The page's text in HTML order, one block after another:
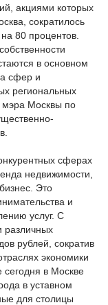
акциями которых
сократилось
80 процентов.
в основном
сфер и
региональных
мэра Москвы по
сферах
недвижимости,
Это
и
услуг. С
различных
рублей, сократив
экономики
сегодня в Москве
в уставном
для столицы